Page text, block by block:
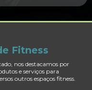
Fitness
nos destacamos por
e serviços para
outros espaços fitness.